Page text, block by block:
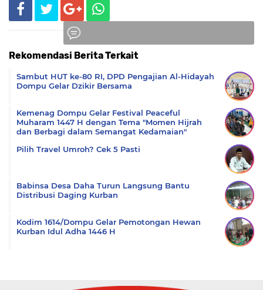
Rekomendasi Berita Terkait
Sambut HUT ke-80 RI, DPD Pengajian Al-Hidayah
Dompu Gelar Dzikir Bersama
Kemenag Dompu Gelar Festival Peaceful
Muharam 1447 H dengan Tema "Momen Hijrah
dan Berbagi dalam Semangat Kedamaian"
Pilih Travel Umroh? Cek 5 Pasti
Babinsa Desa Daha Turun Langsung Bantu
Distribusi Daging Kurban
Kodim 1614/Dompu Gelar Pemotongan Hewan
Kurban Idul Adha 1446 H